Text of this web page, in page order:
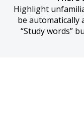
Highlight
be automatically
“Study words”